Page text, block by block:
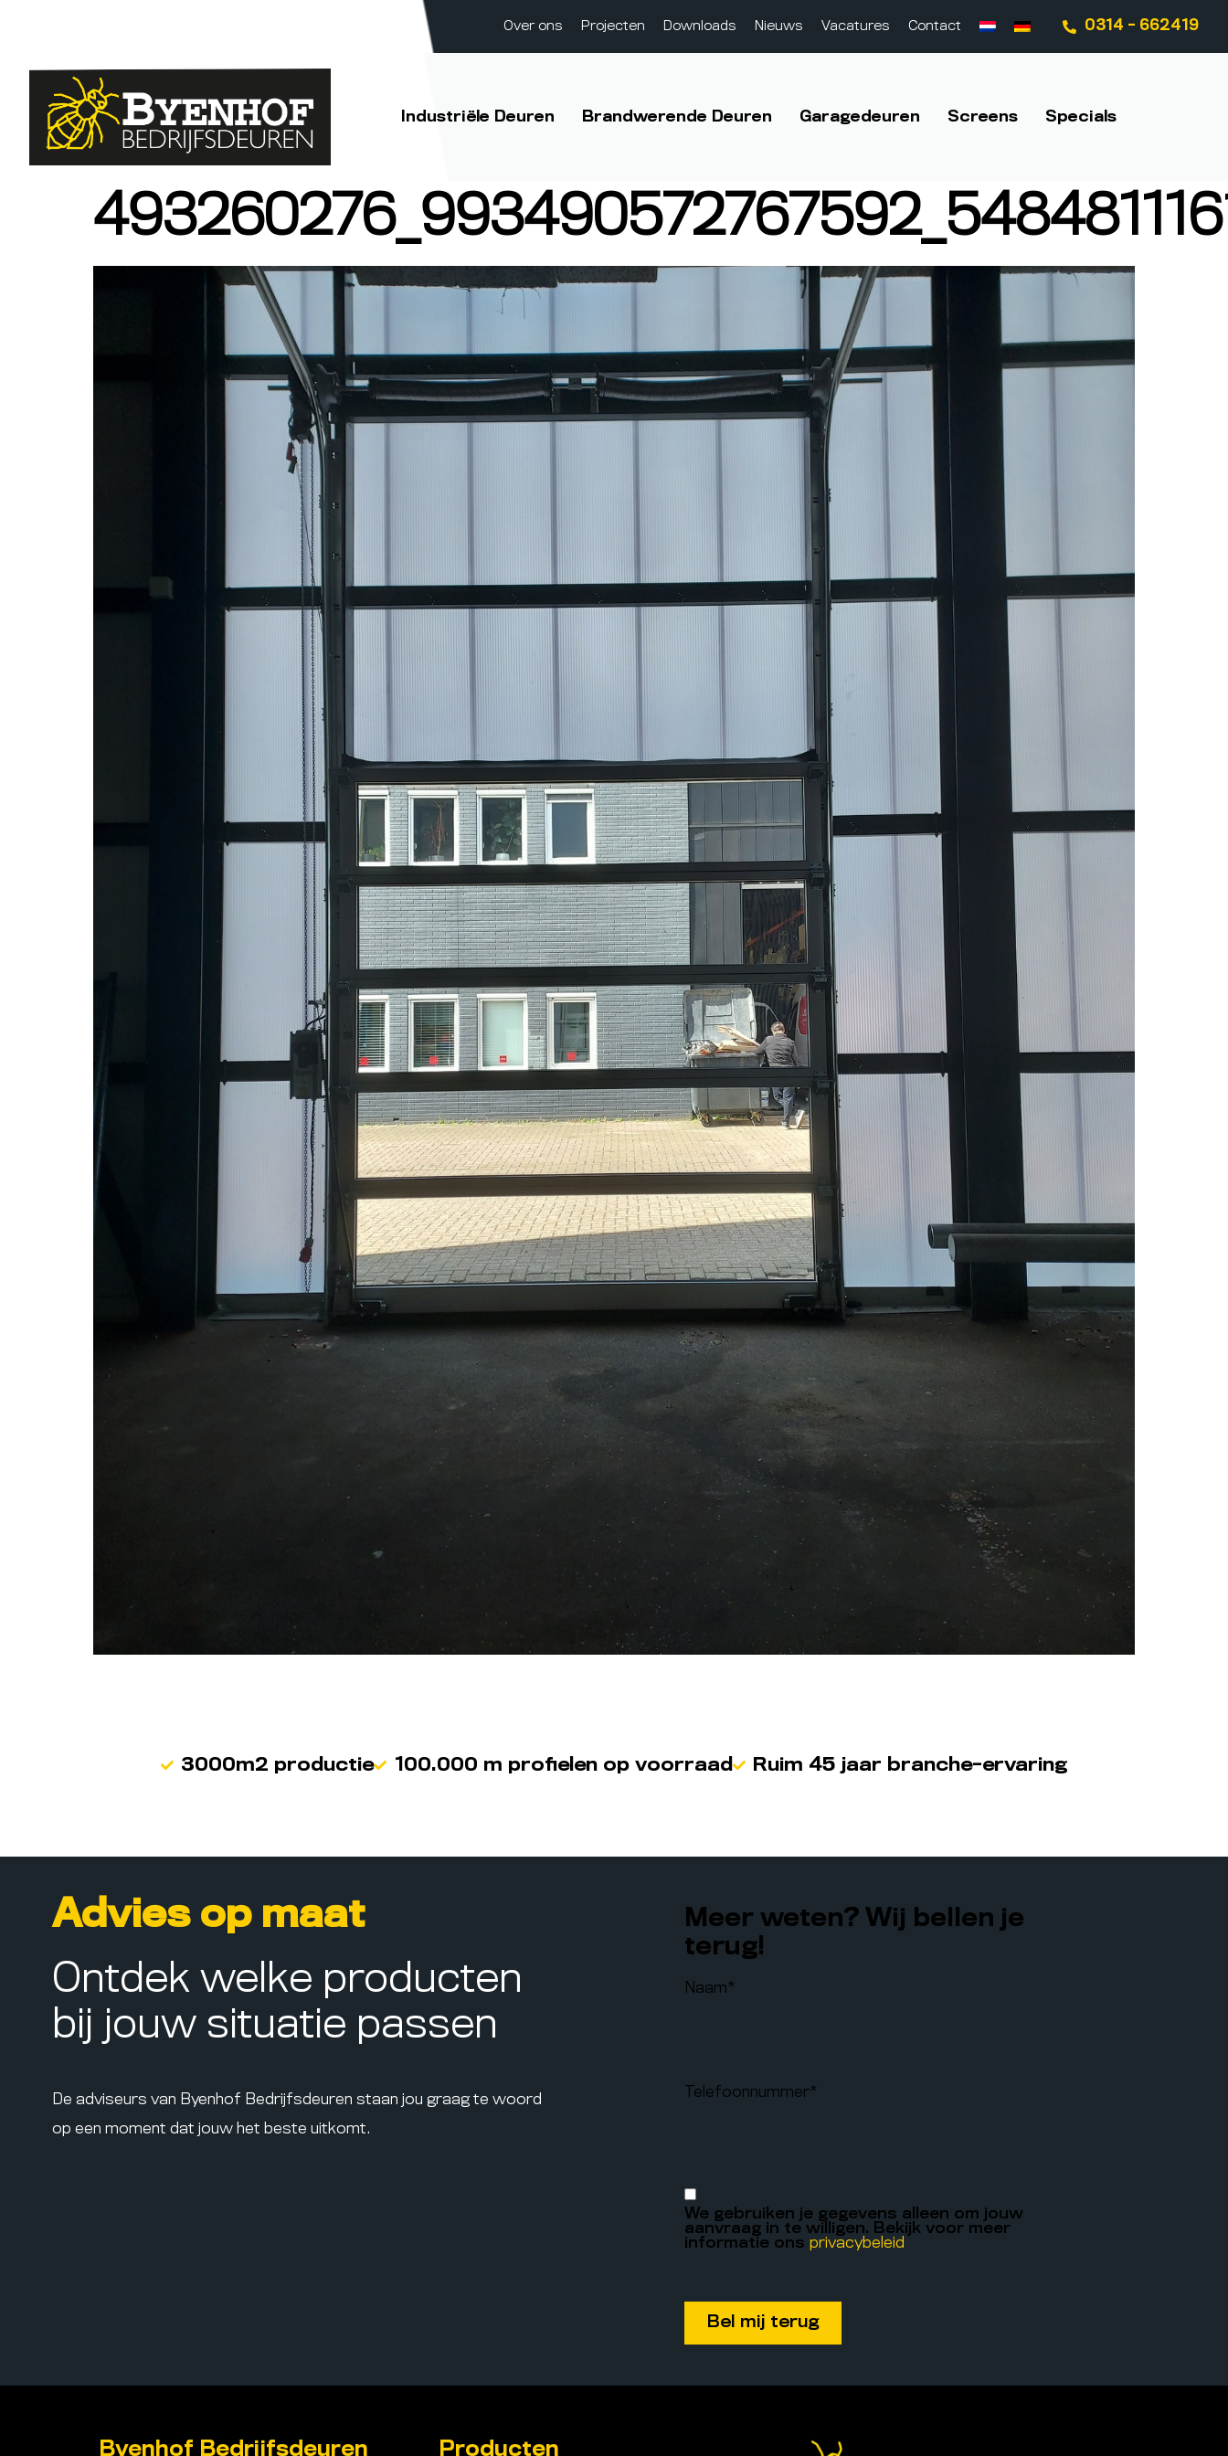
Over ons Projecten Downloads Nieuws Vacatures Contact 0314 - 662419
Industriële Deuren Brandwerende Deuren Garagedeuren Screens Specials
3000m2 productie 100.000 m profielen op voorraad Ruim 45 jaar branche-ervaring
Advies op maat
Ontdek welke producten
bij jouw situatie passen
De adviseurs van Byenhof Bedrijfsdeuren staan jou graag te woord
op een moment dat jouw het beste uitkomt.
Meer weten? Wij bellen je
terug!
Naam*
Telefoonnummer*
We gebruiken je gegevens alleen om jouw
aanvraag in te willigen. Bekijk voor meer
informatie onsprivacybeleid
Byenhof Bedrijfsdeuren Producten